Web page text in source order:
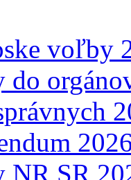
voľby
NR SR